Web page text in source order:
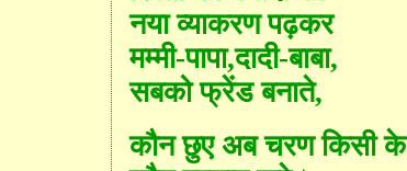
नया व्याकरण पढ़कर
मम्मी-पापा,दादी-बाबा,
सबको फ्रेंड बनाते,
कौन छुए अब चरण किसी के